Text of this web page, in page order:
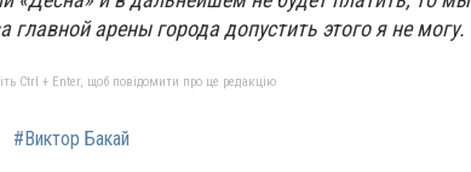
арены города допустить этого я не могу.
Ctrl + Enter, щоб повідомити про це редакцію
#Виктор Бакай